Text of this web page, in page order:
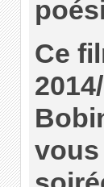
Ce
vous